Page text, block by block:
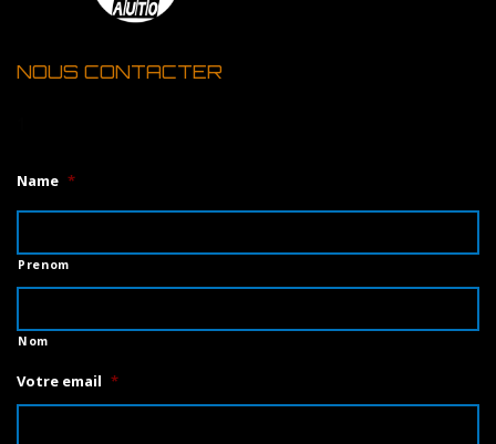
NOUS CONTACTER
Name *
Prenom
Nom
Votre email *